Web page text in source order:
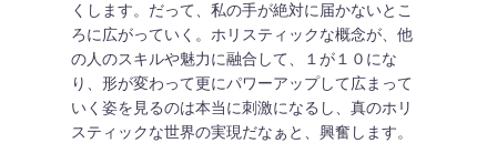
くします。だって、私の手が絶対に届かないとこ
ろに広がっていく。ホリスティックな概念が、他
の人のスキルや魅力に融合して、１が１０にな
り、形が変わって更にパワーアップして広まって
いく姿を見るのは本当に刺激になるし、真のホリ
スティックな世界の実現だなぁと、興奮します。